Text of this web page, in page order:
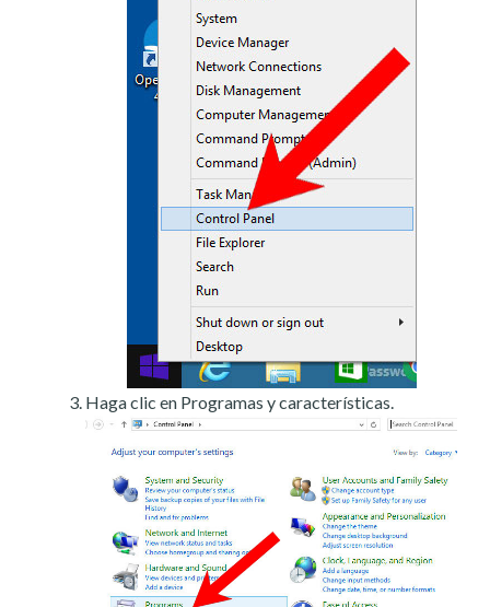
Haga clic en Programas y características.